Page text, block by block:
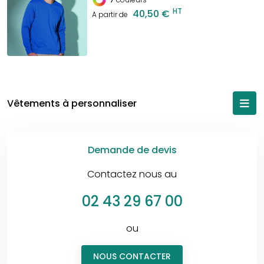
A partir de 40,50 € HT
Vêtements à personnaliser
Demande de devis
Contactez nous au
02 43 29 67 00
ou
NOUS CONTACTER